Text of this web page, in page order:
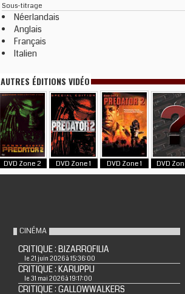
Sous-titrage
Néerlandais
Anglais
Français
Italien
AUTRES ÉDITIONS VIDÉO
DVD Zone 2 DVD Zone 1 DVD Zone 1 DVD
CINÉMA
CRITIQUE : BIZARROFILIA
le 21 juin 2026 à 15:36:00
CRITIQUE : KARUPPU
le 31 mai 2026 à 19:17:00
CRITIQUE : GALLOWWALKERS